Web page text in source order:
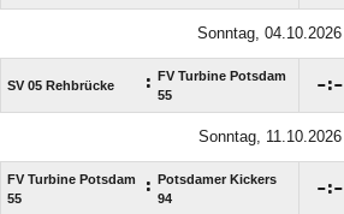
Sonntag, 04.10.2026
SV 05 Rehbrücke : FV Turbine Potsdam
55
:
Sonntag, 11.10.2026
FV Turbine Potsdam
55
: Potsdamer Kickers
94
: